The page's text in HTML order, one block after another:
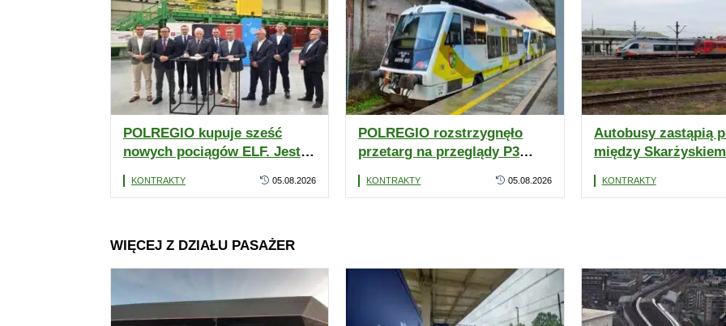
POLREGIO kupuje sześć
nowych pociągów ELF. Jest
opcją na kolejne 16 jednostek
KONTRAKTY 05.08.2026
POLREGIO rozstrzygnęło
przetarg na przeglądy P3
wszystkie zadania z
KONTRAKTY 05.08.2026
Autobusy zastąpią
między
POLREGIO ogłosiło
KONTRAKTY
WIĘCEJ Z DZIAŁU PASAŻER